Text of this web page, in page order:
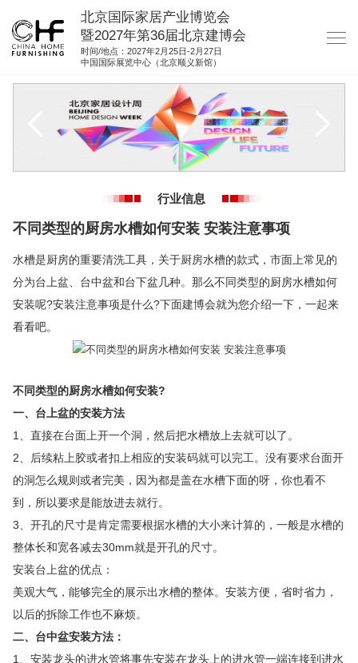
北京国际家居产业博览会
暨2027年第36届北京建博会
时间/地点：2027年2月25日-2月27日
中国国际展览中心（北京顺义新馆）
资料下载
集团展会
参展联络
行业信息
不同类型的厨房水槽如何安装 安装注意事项
水槽是厨房的重要清洗工具，关于厨房水槽的款式，市面上常见的
分为台上盆、台中盆和台下盆几种。那么不同类型的厨房水槽如何
安装呢?安装注意事项是什么?下面建博会就为您介绍一下，一起来
看看吧。
不同类型的厨房水槽如何安装?
一、台上盆的安装方法
1、直接在台面上开一个洞，然后把水槽放上去就可以了。
2、后续粘上胶或者扣上相应的安装码就可以完工。没有要求台面开
的洞怎么规则或者完美，因为都是盖在水槽下面的呀，你也看不
到，所以要求是能放进去就行。
3、开孔的尺寸是肯定需要根据水槽的大小来计算的，一般是水槽的
整体长和宽各减去30mm就是开孔的尺寸。
安装台上盆的优点：
美观大气，能够完全的展示出水槽的整体。安装方便，省时省力，
以后的拆除工作也不麻烦。
二、台中盆安装方法：
1、安装龙头的进水管将事先安装在龙头上的进水管一端连接到进水